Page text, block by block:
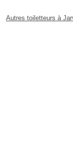
Autres toiletteurs à